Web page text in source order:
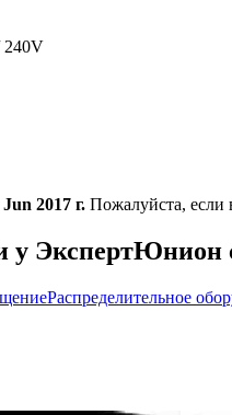
240V
2017 г. Пожалуйста, если
у ЭкспертЮнион
Распределительное